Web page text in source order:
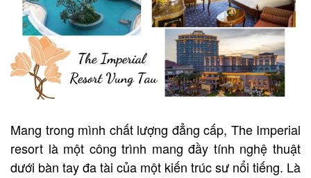
Mang trong mình chất lượng đẳng cấp, The Imperial
resort là một công trình mang đầy tính nghệ thuật
dưới bàn tay đa tài của một kiến trúc sư nổi tiếng. Là